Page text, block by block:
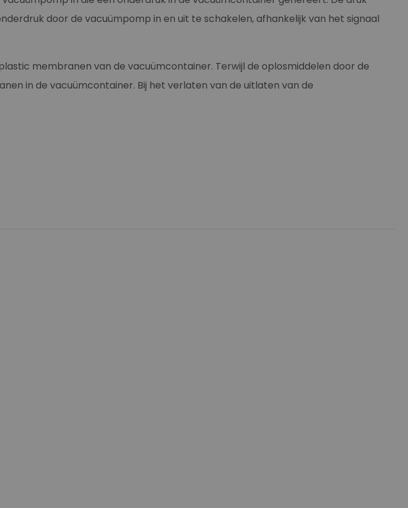
door de vacuümpomp in en uit te schakelen, afhankelijk van het signaal
membranen van de vacuümcontainer. Terwijl de oplosmiddelen door de
in de vacuümcontainer. Bij het verlaten van de uitlaten van de